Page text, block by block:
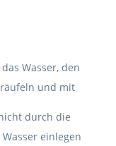
Wasser, den
und mit
durch die
einlegen